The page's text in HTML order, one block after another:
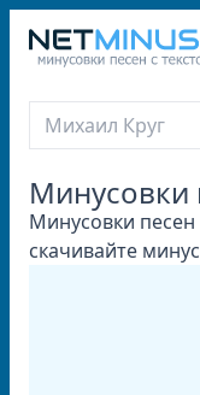
Минусовки
Минусовки
скачивайте